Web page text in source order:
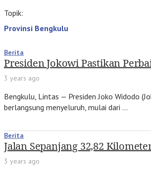
Topik:
Provinsi Bengkulu
Berita
Presiden Jokowi Pastikan
3 years ago
Bengkulu, Lintas — Presiden Joko Widodo
berlangsung menyeluruh, mulai dari …
Berita
Jalan Sepanjang 32,82
3 years ago